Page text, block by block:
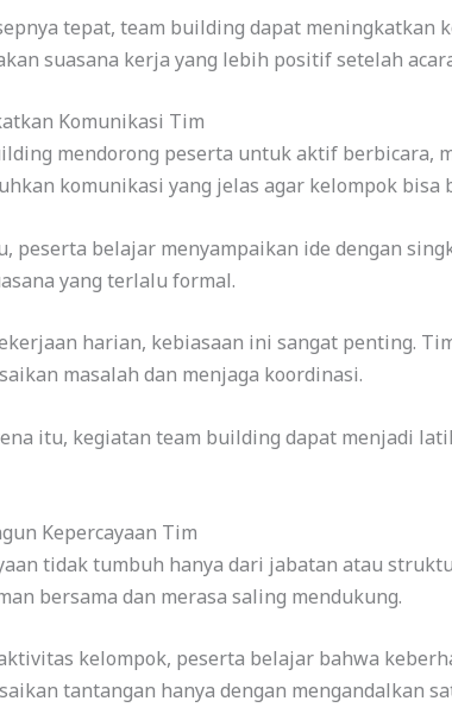
tepat, team building dapat
suasana kerja yang lebih positif setelah
Komunikasi Tim
mendorong peserta untuk aktif berbicara,
komunikasi yang jelas agar kelompok bisa
peserta belajar menyampaikan ide dengan
yang terlalu formal.
harian, kebiasaan ini sangat penting.
masalah dan menjaga koordinasi.
itu, kegiatan team building dapat menjadi
Kepercayaan Tim
tidak tumbuh hanya dari jabatan atau
bersama dan merasa saling mendukung.
kelompok, peserta belajar bahwa
tantangan hanya dengan mengandalkan